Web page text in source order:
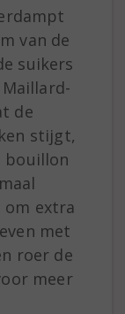
van de
suikers
de
stijgt,
bouillon
extra
met
roer de
meer